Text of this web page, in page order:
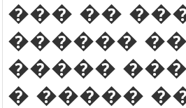
��� ��
������
�����
� �����